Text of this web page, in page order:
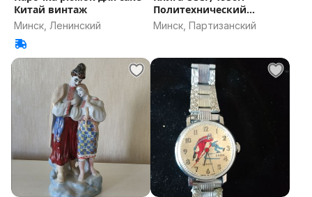
Китай винтаж
Минск, Ленинский
Политехнический
словарь
Минск, Партизанский